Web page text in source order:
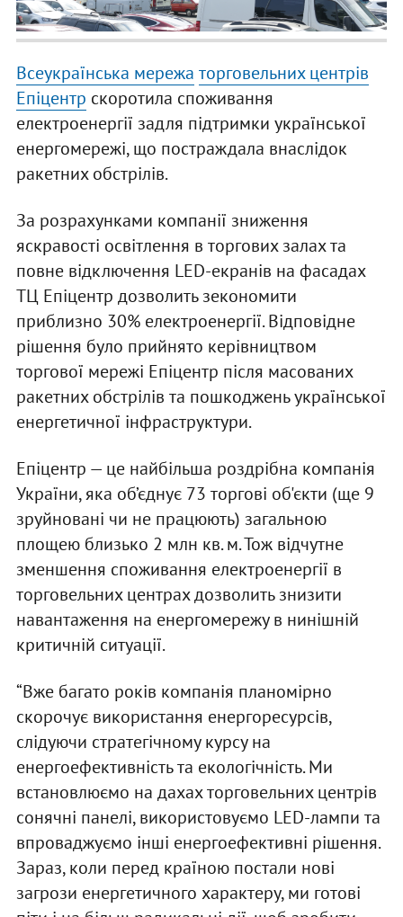
Всеукраїнська мережа торговельних центрів
Епіцентр скоротила споживання
електроенергії задля підтримки української
енергомережі, що постраждала внаслідок
ракетних обстрілів.
За розрахунками компанії зниження
яскравості освітлення в торгових залах та
повне відключення LED-екранів на фасадах
ТЦ Епіцентр дозволить зекономити
приблизно 30% електроенергії. Відповідне
рішення було прийнято керівництвом
торгової мережі Епіцентр після масованих
ракетних обстрілів та пошкоджень української
енергетичної інфраструктури.
Епіцентр — це найбільша роздрібна компанія
України, яка об’єднує 73 торгові об'єкти (ще 9
зруйновані чи не працюють) загальною
площею близько 2 млн кв. м. Тож відчутне
зменшення споживання електроенергії в
торговельних центрах дозволить знизити
навантаження на енергомережу в нинішній
критичній ситуації.
“Вже багато років компанія планомірно
скорочує використання енергоресурсів,
слідуючи стратегічному курсу на
енергоефективність та екологічність. Ми
встановлюємо на дахах торговельних центрів
сонячні панелі, використовуємо LED-лампи та
впроваджуємо інші енергоефективні рішення.
Зараз, коли перед країною постали нові
загрози енергетичного характеру, ми готові